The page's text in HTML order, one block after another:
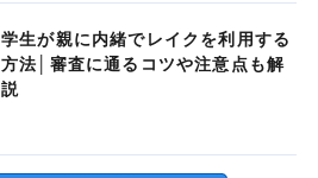
学生が親に内緒でレイクを利用する
方法│審査に通るコツや注意点も解
説